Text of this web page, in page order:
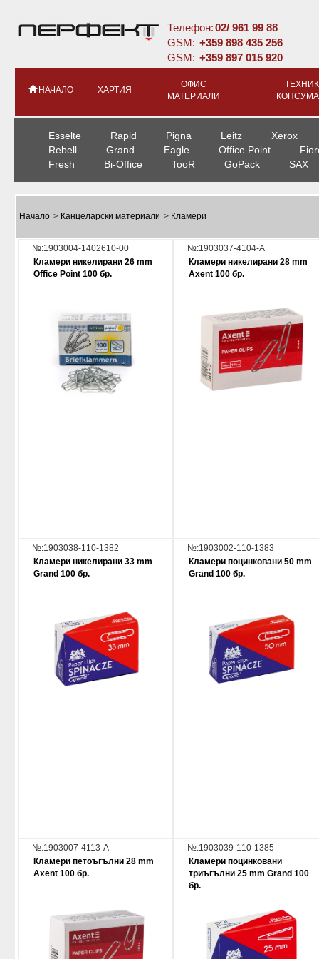
Телефон:02/ 961 99 88
GSM: +359 898 435 256
GSM: +359 897 015 920
НАЧАЛО ХАРТИЯ
ОФИС
МАТЕРИАЛИ
Esselte Rapid Pigna Leitz
Xerox
Rebell
Grand Eagle Office Point
Fresh
Bi-Office TooR GoPack SAX
Начало > Канцеларски материали > Кламери
№:1903004-1402610-00
Кламери никелирани 26 mm
Office Point 100 бр.
№:1903037-4104-A
Кламери никелирани 28 mm
Axent 100 бр.
№:1903038-110-1382
Кламери никелирани 33 mm
Grand 100 бр.
№:1903002-110-1383
Кламери поцинковани 50 mm
Grand 100 бр.
№:1903007-4113-A
Кламери петоъгълни 28 mm
Axent 100 бр.
№:1903039-110-1385
Кламери поцинковани
триъгълни 25 mm Grand 100
бр.